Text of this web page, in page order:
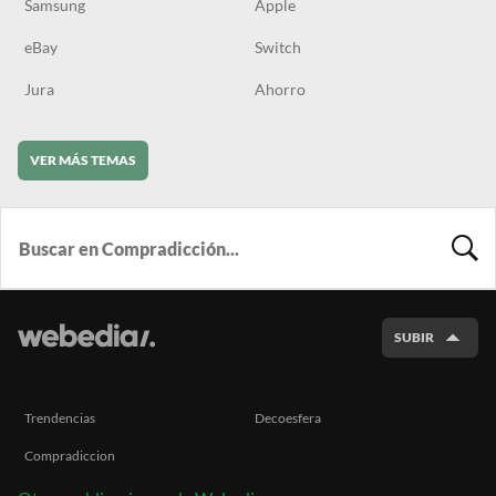
Samsung Apple
eBay Switch
Jura Ahorro
VER MÁS TEMAS
SUBIR
Trendencias Decoesfera
Compradiccion